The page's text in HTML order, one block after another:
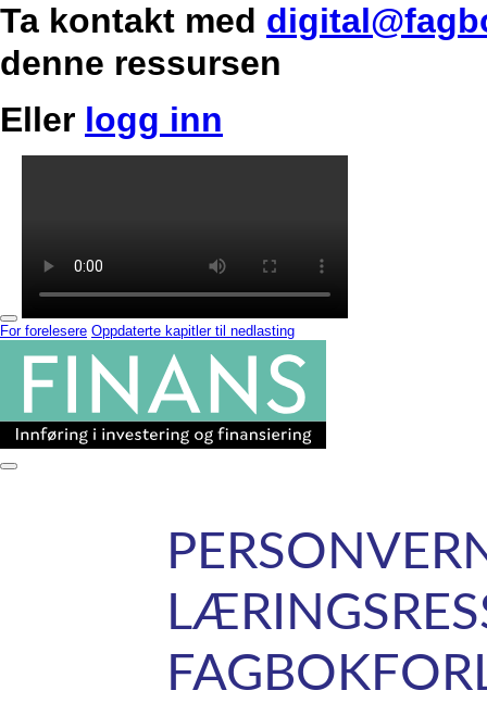
Ta kontakt med
denne ressursen
Eller logg inn
For forelesere Oppdaterte kapitler til nedlasting